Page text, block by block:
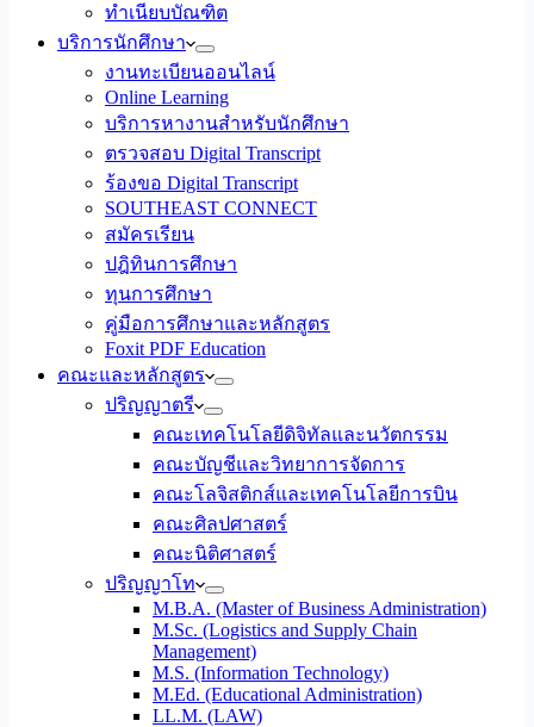
ทำเนียบบัณฑิต
บริการนักศึกษา
งานทะเบียนออนไลน์
Online Learning
บริการหางานสำหรับนักศึกษา
ตรวจสอบ Digital Transcript
ร้องขอ Digital Transcript
SOUTHEAST CONNECT
สมัครเรียน
ปฎิทินการศึกษา
ทุนการศึกษา
คู่มือการศึกษาและหลักสูตร
Foxit PDF Education
คณะและหลักสูตร
ปริญญาตรี
คณะเทคโนโลยีดิจิทัลและนวัตกรรม
คณะบัญชีและวิทยาการจัดการ
คณะโลจิสติกส์และเทคโนโลยีการบิน
คณะศิลปศาสตร์
คณะนิติศาสตร์
ปริญญาโท
M.B.A. (Master of Business Administration)
M.Sc. (Logistics and Supply Chain
Management)
M.S. (Information Technology)
M.Ed. (Educational Administration)
LL.M. (LAW)